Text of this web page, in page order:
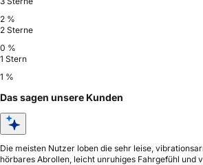
2 %
2 Sterne
0 %
1 Stern
1 %
Das sagen unsere Kunden
Die meisten Nutzer loben die sehr leise,
hörbares Abrollen, leicht unruhiges Fahrgefühl